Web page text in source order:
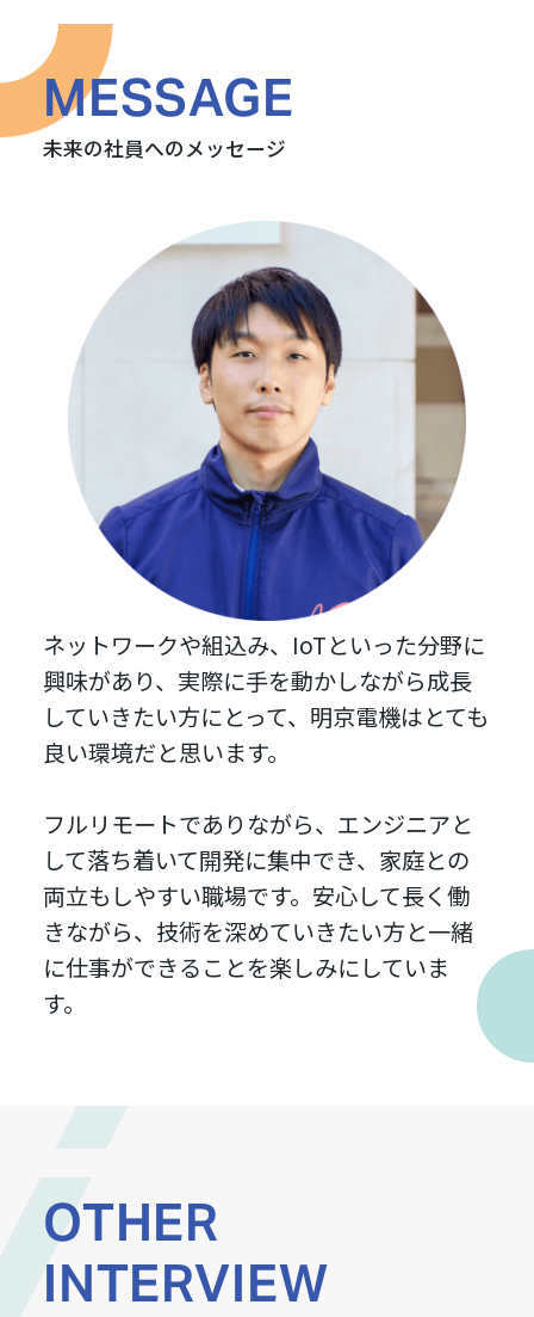
MESSAGE
未来の社員へのメッセージ
ネットワークや組込み、IoTといった分野に
興味があり、実際に手を動かしながら成長
していきたい方にとって、明京電機はとても
良い環境だと思います。
フルリモートでありながら、エンジニアと
して落ち着いて開発に集中でき、家庭との
両立もしやすい職場です。安心して長く働
きながら、技術を深めていきたい方と一緒
に仕事ができることを楽しみにしていま
す。
OTHER
INTERVIEW